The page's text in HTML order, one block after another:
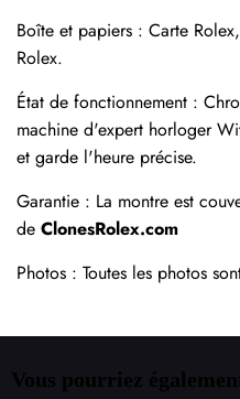
Boîte et papiers : Carte
Rolex.
État de fonctionnement :
machine d'expert horloger
et garde l'heure précise.
Garantie : La montre est
de ClonesRolex.com
Photos : Toutes les photos
Vous pourriez